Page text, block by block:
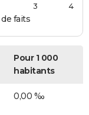
faits
3 4
Pour 1 000
habitants
0,00 ‰